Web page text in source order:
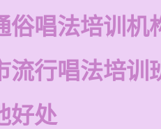
俗唱法培训机
流行唱法培训
好处